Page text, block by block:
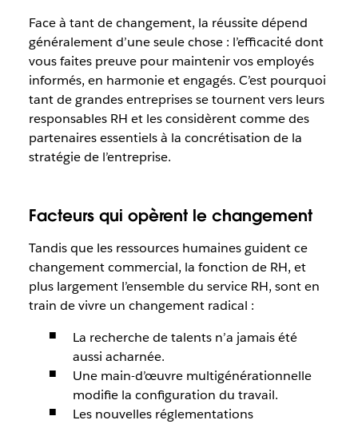
Face à tant de changement, la réussite dépend
généralement d’une seule chose : l’efficacité dont
vous faites preuve pour maintenir vos employés
informés, en harmonie et engagés. C’est pourquoi
tant de grandes entreprises se tournent vers leurs
responsables RH et les considèrent comme des
partenaires essentiels à la concrétisation de la
stratégie de l’entreprise.
Facteurs qui opèrent le changement
Tandis que les ressources humaines guident ce
changement commercial, la fonction de RH, et
plus largement l’ensemble du service RH, sont en
train de vivre un changement radical :
La recherche de talents n’a jamais été
aussi acharnée.
Une main-d’œuvre multigénérationnelle
modifie la configuration du travail.
Les nouvelles réglementations